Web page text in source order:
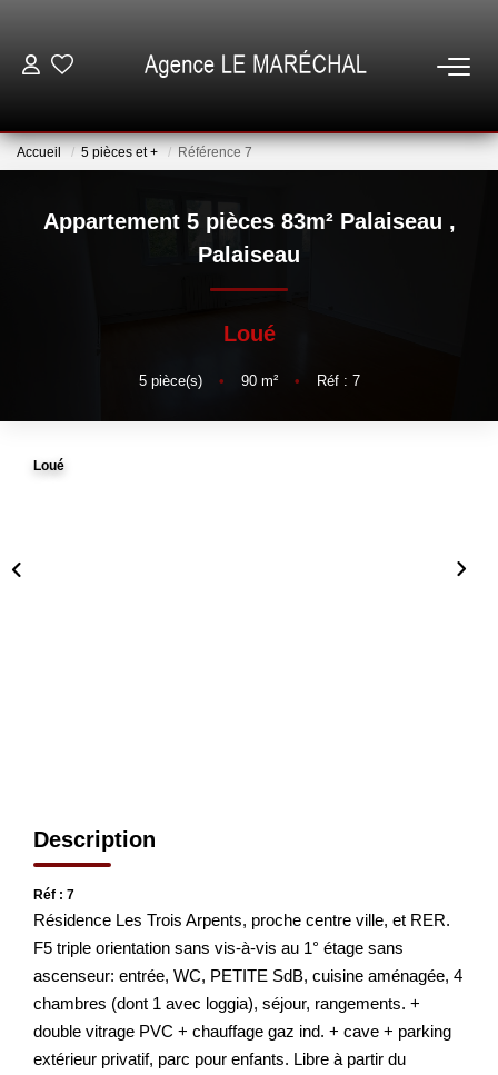
NOTRE AGENCE
GESTION
Accueil 5 pièces et + Référence 7
Appartement 5 pièces 83m² Palaiseau ,
Palaiseau
Loué
5pièce(s) • 90m² • Réf : 7
Loué
Description
Réf : 7
Résidence Les Trois Arpents, proche centre ville, et RER.
F5 triple orientation sans vis-à-vis au 1° étage sans
ascenseur: entrée, WC, PETITE SdB, cuisine aménagée, 4
chambres (dont 1 avec loggia), séjour, rangements. +
double vitrage PVC + chauffage gaz ind. + cave + parking
extérieur privatif, parc pour enfants. Libre à partir du